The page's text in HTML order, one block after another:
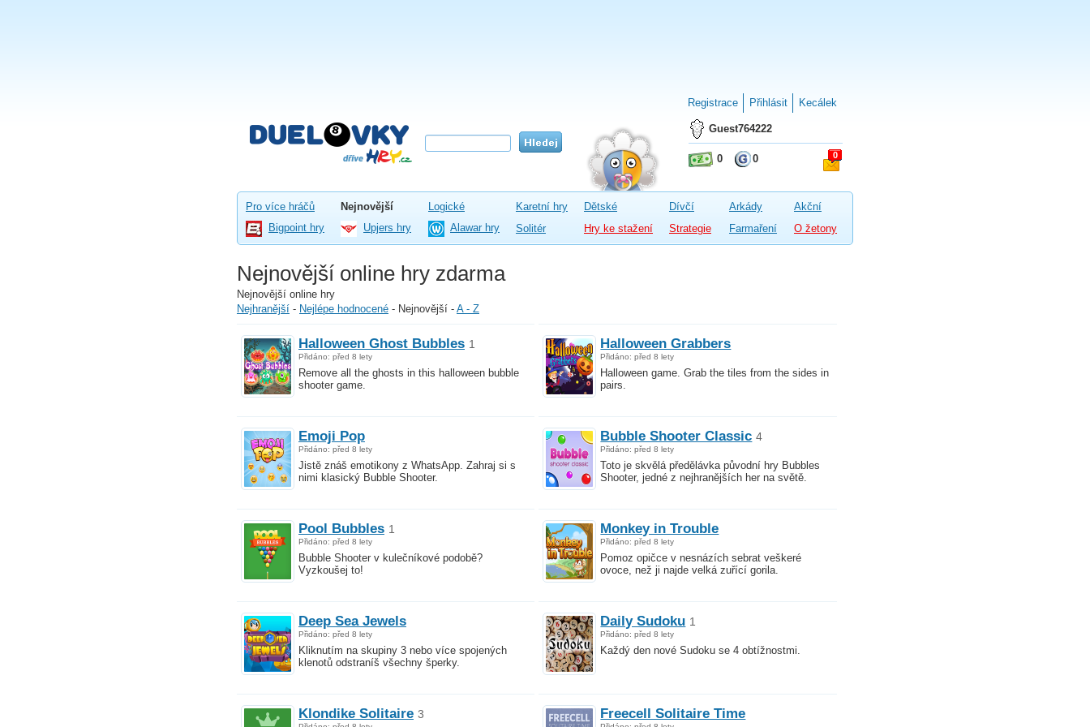
Registrace Přihlásit Kecálek
Guest764222
0 0 0
Pro více hráčů Nejnovější Logické Karetní hry Dětské Dívčí Arkády
Akční
Bigpoint hry
Upjers hry Alawar hry Solitér Hry ke stažení Strategie Farmaření O žetony
Nejnovější online hry zdarma
Nejnovější online hry
Nejhranější - Nejlépe hodnocené - Nejnovější - A - Z
Halloween Ghost Bubbles 1
Přidáno: před 8 lety
Remove all the ghosts in this halloween bubble
shooter game.
Halloween Grabbers
Přidáno: před 8 lety
Halloween game. Grab the tiles from the sides in
pairs.
Emoji Pop
Přidáno: před 8 lety
Jistě znáš emotikony z WhatsApp. Zahraj si s
nimi klasický Bubble Shooter.
Bubble Shooter Classic 4
Přidáno: před 8 lety
Toto je skvělá předělávka původní hry Bubbles
Shooter, jedné z nejhranějších her na světě.
Pool Bubbles 1
Přidáno: před 8 lety
Bubble Shooter v kulečníkové podobě?
Vyzkoušej to!
Monkey in Trouble
Přidáno: před 8 lety
Pomoz opičce v nesnázích sebrat veškeré
ovoce, než ji najde velká zuřící gorila.
Deep Sea Jewels
Přidáno: před 8 lety
Kliknutím na skupiny 3 nebo více spojených
klenotů odstraníš všechny šperky.
Daily Sudoku 1
Přidáno: před 8 lety
Každý den nové Sudoku se 4 obtížnostmi.
Klondike Solitaire 3 Freecell Solitaire Time